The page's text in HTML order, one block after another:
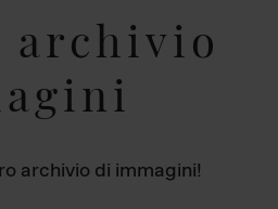
archivio
archivio di immagini!